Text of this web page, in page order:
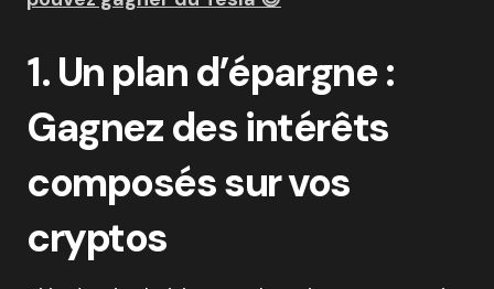
1. Un plan d’épargne :
Gagnez des intérêts
composés sur vos
cryptos